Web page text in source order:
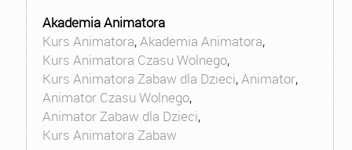
Akademia Animatora
Kurs Animatora,Akademia Animatora,
Kurs Animatora Czasu Wolnego,
Kurs Animatora Zabaw dla Dzieci,Animator,
Animator Czasu Wolnego,
Animator Zabaw dla Dzieci,
Kurs Animatora Zabaw